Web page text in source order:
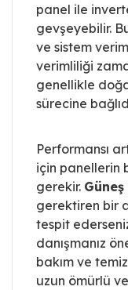
panel ile
gevşeyebilir.
ve sistem
verimliliği
genellikle
sürecine
Performansı
için panellerin
gerekir.
gerektiren bir
tespit
danışmanız
bakım ve
uzun ömürlü